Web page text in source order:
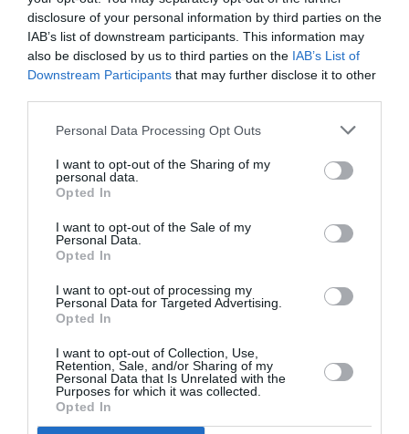
disclosure of your personal information by third parties on the
IAB’s list of downstream participants. This information may
also be disclosed by us to third parties on the IAB’s List of
Downstream Participants that may further disclose it to other
Personal Data Processing Opt Outs
I want to opt-out of the Sharing of my
personal data.
Opted In
I want to opt-out of the Sale of my
Personal Data.
Opted In
I want to opt-out of processing my
Personal Data for Targeted Advertising.
Opted In
I want to opt-out of Collection, Use,
Retention, Sale, and/or Sharing of my
Personal Data that Is Unrelated with the
Purposes for which it was collected.
Opted In
Aéroport néerlandais saturéa commenté l'article :
Bruxelles–Porto : Transavia ouvre une nouvelle liaison
loisirs à partir de décembre 2026
histoire de l'aviation
CIEL : ROGER SOMMER